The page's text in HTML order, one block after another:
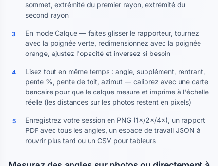
sommet, extrémité du premier rayon, extrémité du
second rayon
3
En mode Calque — faites glisser le rapporteur, tournez
avec la poignée verte, redimensionnez avec la poignée
orange, ajustez l'opacité et inversez si besoin
4
Lisez tout en même temps : angle, supplément, rentrant,
pente %, pente de toit, azimut — calibrez avec une carte
bancaire pour que le calque mesure et imprime à l'échelle
réelle (les distances sur les photos restent en pixels)
5
Enregistrez votre session en PNG (1×/2×/4×), un rapport
PDF avec tous les angles, un espace de travail JSON à
rouvrir plus tard ou un CSV pour tableurs